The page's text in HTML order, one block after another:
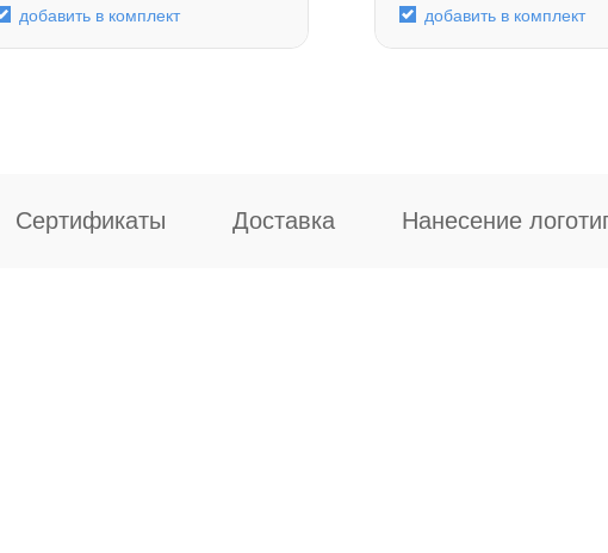
добавить в комплект
добавить в комплект
Сертификаты Доставка Нанесение